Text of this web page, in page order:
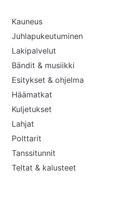
Kauneus
Juhlapukeutuminen
Lakipalvelut
Bändit & musiikki
Esitykset & ohjelma
Häämatkat
Kuljetukset
Lahjat
Polttarit
Tanssitunnit
Teltat & kalusteet